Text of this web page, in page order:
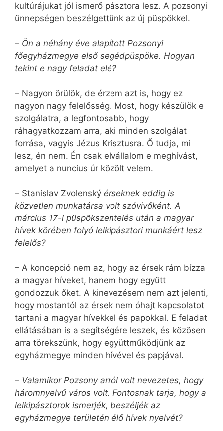
kultúrájukat jól ismerő pásztora lesz. A pozsonyi
ünnepségen beszélgettünk az új püspökkel.
– Ön a néhány éve alapított Pozsonyi
főegyházmegye első segédpüspöke. Hogyan
tekint e nagy feladat elé?
– Nagyon örülök, de érzem azt is, hogy ez
nagyon nagy felelősség. Most, hogy készülök e
szolgálatra, a legfontosabb, hogy
ráhagyatkozzam arra, aki minden szolgálat
forrása, vagyis Jézus Krisztusra. Ő tudja, mi
lesz, én nem. Én csak elvállalom e meghívást,
amelyet a nuncius úr közölt velem.
– Stanislav Zvolenský érseknek eddig is
közvetlen munkatársa volt szóvivőként. A
március 17-i püspökszentelés után a magyar
hívek körében folyó lelkipásztori munkáért lesz
felelős?
– A koncepció nem az, hogy az érsek rám bízza
a magyar híveket, hanem hogy együtt
gondozzuk őket. A kinevezésem nem azt jelenti,
hogy mostantól az érsek nem óhajt kapcsolatot
tartani a magyar hívekkel és papokkal. E feladat
ellátásában is a segítségére leszek, és közösen
arra törekszünk, hogy együttműködjünk az
egyházmegye minden hívével és papjával.
– Valamikor Pozsony arról volt nevezetes, hogy
háromnyelvű város volt. Fontosnak tarja, hogy a
lelkipásztorok ismerjék, beszéljék az
egyházmegye területén élő hívek nyelvét?